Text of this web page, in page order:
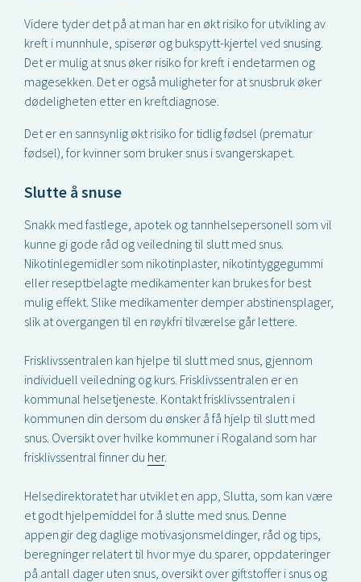
Videre tyder det på at man har en økt risiko for utvikling av
kreft i munnhule, spiserør og bukspytt-kjertel ved snusing.
Det er mulig at snus øker risiko for kreft i endetarmen og
magesekken. Det er også muligheter for at snusbruk øker
dødeligheten etter en kreftdiagnose.
Det er en sannsynlig økt risiko for tidlig fødsel (prematur
fødsel), for kvinner som bruker snus i svangerskapet.
Slutte å snuse
Snakk med fastlege, apotek og tannhelsepersonell som vil
kunne gi gode råd og veiledning til slutt med snus.
Nikotinlegemidler som nikotinplaster, nikotintyggegummi
eller reseptbelagte medikamenter kan brukes for best
mulig effekt. Slike medikamenter demper abstinensplager,
slik at overgangen til en røykfri tilværelse går lettere.
Frisklivssentralen kan hjelpe til slutt med snus, gjennom
individuell veiledning og kurs. Frisklivssentralen er en
kommunal helsetjeneste. Kontakt frisklivssentralen i
kommunen din dersom du ønsker å få hjelp til slutt med
snus. Oversikt over hvilke kommuner i Rogaland som har
frisklivssentral finner du her.
Helsedirektoratet har utviklet en app, Slutta, som kan være
et godt hjelpemiddel for å slutte med snus. Denne
appen gir deg daglige motivasjonsmeldinger, råd og tips,
beregninger relatert til hvor mye du sparer, oppdateringer
på antall dager uten snus, oversikt over giftstoffer i snus og